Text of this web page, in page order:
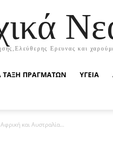
Ερευνας και
ΤΑΞΗ ΠΡΑΓΜΑΤΩΝ ΥΓΕΙΑ
και Αυστραλία...